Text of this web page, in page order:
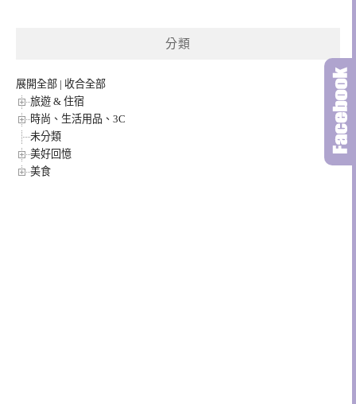
分類
展開全部 | 收合全部
旅遊 & 住宿
時尚、生活用品、3C
未分類
美好回憶
美食